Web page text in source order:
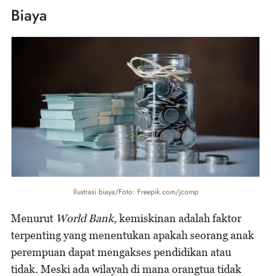
Biaya
Ilustrasi biaya/Foto: Freepik.com/jcomp
Menurut World Bank, kemiskinan adalah faktor
terpenting yang menentukan apakah seorang anak
perempuan dapat mengakses pendidikan atau
tidak. Meski ada wilayah di mana orangtua tidak